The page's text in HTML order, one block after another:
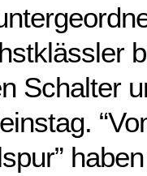
Schalter